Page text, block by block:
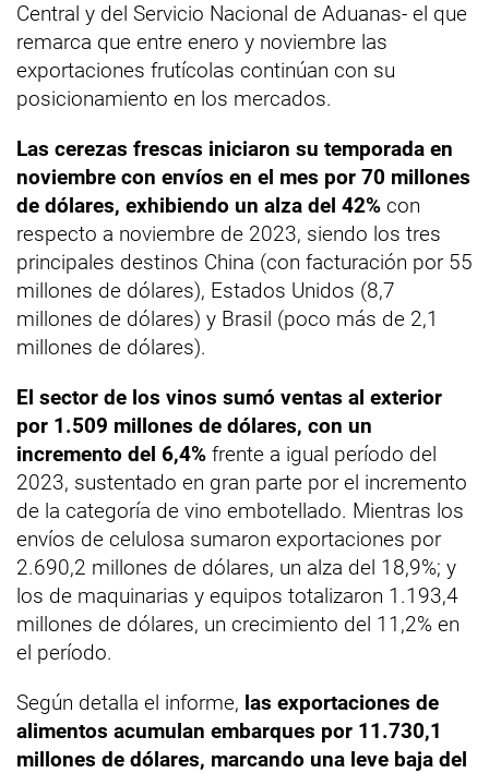
Central y del Servicio Nacional de Aduanas- el que
remarca que entre enero y noviembre las
exportaciones frutícolas continúan con su
posicionamiento en los mercados.
Las cerezas frescas iniciaron su temporada en
noviembre con envíos en el mes por 70 millones
de dólares, exhibiendo un alza del 42% con
respecto a noviembre de 2023, siendo los tres
principales destinos China (con facturación por 55
millones de dólares), Estados Unidos (8,7
millones de dólares) y Brasil (poco más de 2,1
millones de dólares).
El sector de los vinos sumó ventas al exterior
por 1.509 millones de dólares, con un
incremento del 6,4% frente a igual período del
2023, sustentado en gran parte por el incremento
de la categoría de vino embotellado. Mientras los
envíos de celulosa sumaron exportaciones por
2.690,2 millones de dólares, un alza del 18,9%; y
los de maquinarias y equipos totalizaron 1.193,4
millones de dólares, un crecimiento del 11,2% en
el período.
Según detalla el informe, las exportaciones de
alimentos acumulan embarques por 11.730,1
millones de dólares, marcando una leve baja del